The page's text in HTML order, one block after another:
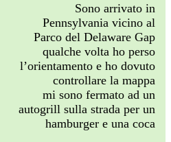
Sono arrivato in
Pennsylvania vicino al
Parco del Delaware Gap
qualche volta ho perso
l’orientamento e ho dovuto
controllare la mappa
mi sono fermato ad un
autogrill sulla strada per un
hamburger e una coca